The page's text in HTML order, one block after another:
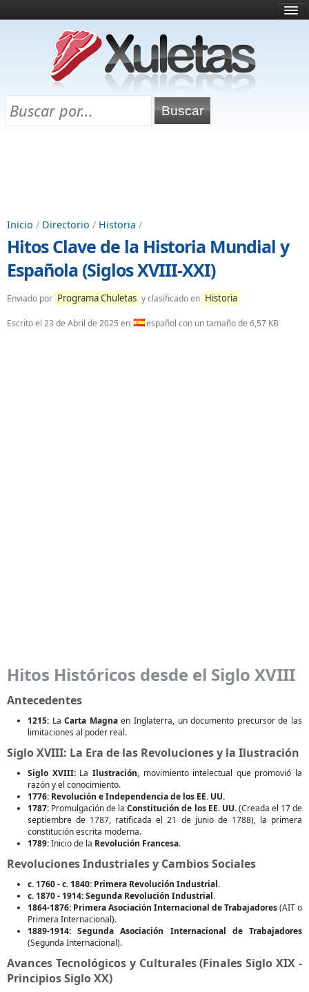
¿Qué es esto?
Directorio
Chuletas para exámenes
Inicio / Directorio / Historia /
Hitos Clave de la Historia Mundial y
Española (Siglos XVIII-XXI)
Enviado por Programa Chuletas y clasificado en Historia
Escrito el 23 de Abril de 2025 en español con un tamaño de 6,57 KB
Hitos Históricos desde el Siglo XVIII
Antecedentes
1215: LaCarta Magnaen Inglaterra, un documento precursor de las
limitaciones al poder real.
Siglo XVIII: La Era de las Revoluciones y la Ilustración
Siglo XVIII:La Ilustración, movimiento intelectual que promovió la
razón y el conocimiento.
1776: Revolución e Independencia de los EE. UU.
1787: Promulgación de laConstitución de los EE. UU.(Creada el 17 de
septiembre de 1787, ratificada el 21 de junio de 1788), la primera
constitución escrita moderna.
1789:Inicio de la Revolución Francesa.
Revoluciones Industriales y Cambios Sociales
c. 1760 - c. 1840: Primera Revolución Industrial.
c. 1870 - 1914:Segunda Revolución Industrial.
1864-1876: Primera Asociación Internacional de Trabajadores(AIT o
Primera Internacional).
1889-1914: Segunda Asociación Internacional de Trabajadores
(Segunda Internacional).
Avances Tecnológicos y Culturales (Finales Siglo XIX -
Principios Siglo XX)